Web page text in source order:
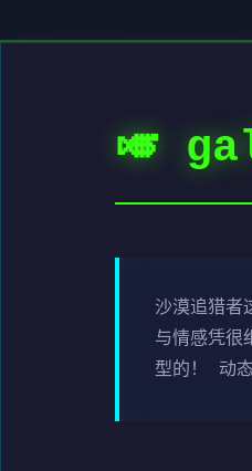
🎺
沙漠追猎者
与情感凭很
型的！ 动